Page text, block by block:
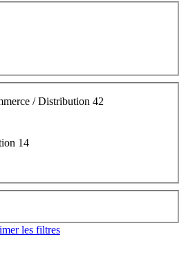
/ Distribution 42
14
les filtres